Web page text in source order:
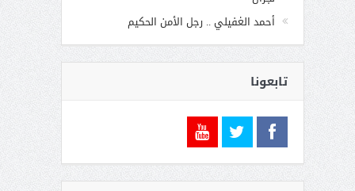
رغم الغياب.. (مشعل بن عبدالله ) حاضر في
نجران
أحمد الغفيلي .. رجل الأمن الحكيم
تابعونا